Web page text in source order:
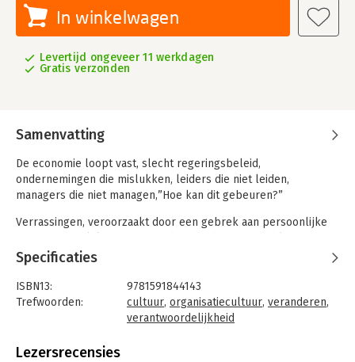
In winkelwagen
Levertijd ongeveer 11 werkdagen
Gratis verzonden
Samenvatting
De economie loopt vast, slecht regeringsbeleid,
ondernemingen die mislukken, leiders die niet leiden,
managers die niet managen,”Hoe kan dit gebeuren?”
Verrassingen, veroorzaakt door een gebrek aan persoonlijke
bijna elke organisatie, van de politieke arena tot grote en
kleine bedrijven. ‘How did that happen?’ biedt een beproefde
manier om deze onaangename verrassingen te elimineren,
waardoor het concurrentievoordeel toeneemt en de prestaties
aanzienlijk verbeteren.
Specificaties
ISBN13:
9781591844143
Trefwoorden:
cultuur, organisatiecultuur, veranderen,
verantwoordelijkheid
Bindwijze:
Lezersrecensies